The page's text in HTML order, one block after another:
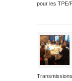
pour les TPE/